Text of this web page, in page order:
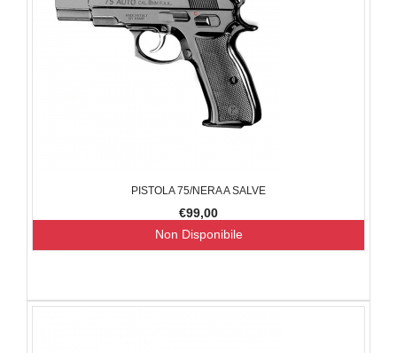
PISTOLA 75/NERA A SALVE
€99,00
Non Disponibile